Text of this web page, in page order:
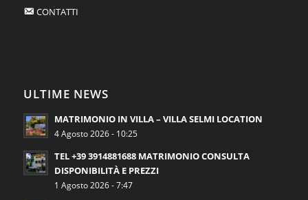
CONTATTI
ULTIME NEWS
MATRIMONIO IN VILLA – VILLA SELMI LOCATION
4 Agosto 2026 - 10:25
TEL +39 3914881688 MATRIMONIO CONSULTA
DISPONIBILITÀ E PREZZI
1 Agosto 2026 - 7:47